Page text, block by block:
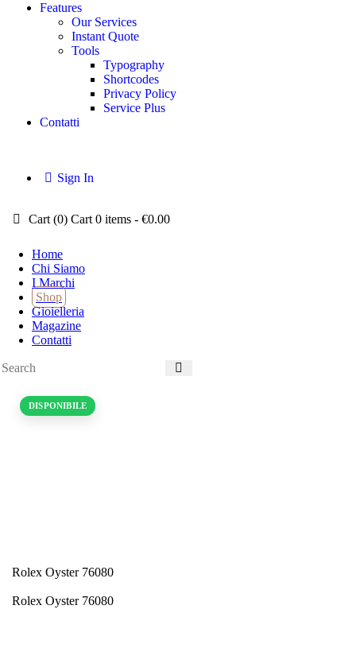
Features
Our Services
Instant Quote
Tools
Typography
Shortcodes
Privacy Policy
Service Plus
Contatti
Sign In
Cart (0)Cart 0 items -€0.00
Home
Chi Siamo
I Marchi
Shop
Gioielleria
Magazine
Contatti
DISPONIBILE
Rolex Oyster 76080
Rolex Oyster 76080